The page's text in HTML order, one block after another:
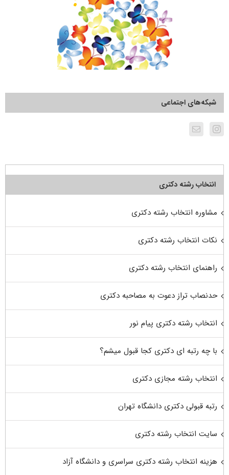
شبکه‌های اجتماعی
انتخاب رشته دکتری
مشاوره انتخاب رشته دکتری
نکات انتخاب رشته دکتری
راهنمای انتخاب رشته دکتری
حدنصاب تراز دعوت به مصاحبه دکتری
انتخاب رشته دکتری پیام نور
با چه رتبه ای دکتری کجا قبول میشم؟
انتخاب رشته مجازی دکتری
رتبه قبولی دکتری دانشگاه تهران
سایت انتخاب رشته دکتری
هزینه انتخاب رشته دکتری سراسری و دانشگاه آزاد